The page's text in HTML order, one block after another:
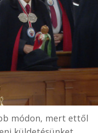
módon, mert ettől